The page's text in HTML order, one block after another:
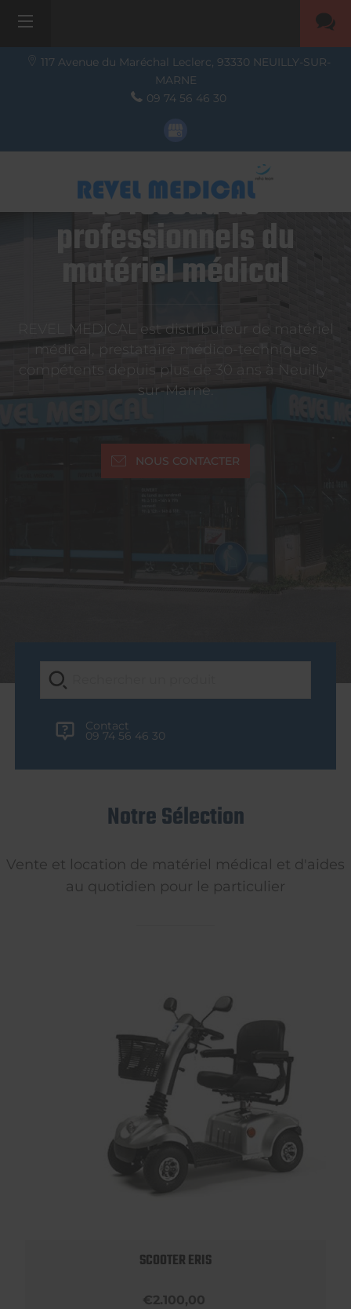
117 Avenue du Maréchal Leclerc, 93330 NEUILLY-SUR-
MARNE
09 74 56 46 30
Le réseau de
professionnels du
matériel médical
REVEL MEDICAL est distributeur de matériel
médical, prestataire médico-techniques
compétents depuis plus de 30 ans à Neuilly-
sur-Marne.
NOUS CONTACTER
Contact
09 74 56 46 30
Notre Sélection
Vente et location de matériel médical et d'aides
au quotidien pour le particulier
SCOOTER ERIS
€2.100,00